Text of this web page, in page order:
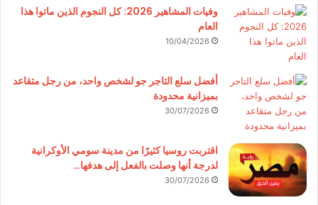
وفيات المشاهير 2026: كل النجوم الذين ماتوا هذا
العام
10/04/2026
أفضل سلع التاجر جو لشخص واحد، من رجل متقاعد
بميزانية محدودة
30/07/2026
اقتربت روسيا كثيرًا من مدينة سومي الأوكرانية
لدرجة أنها وصلت بالفعل إلى هدفها…
30/07/2026